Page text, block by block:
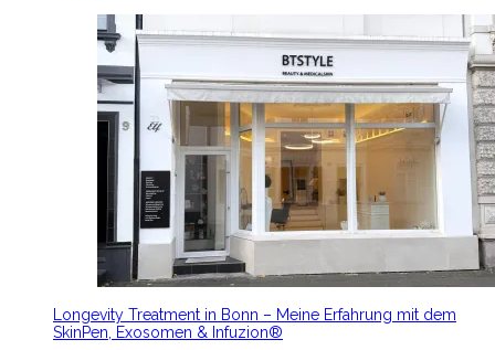
Longevity Treatment in Bonn – Meine Erfahrung mit dem
SkinPen, Exosomen & Infuzion®